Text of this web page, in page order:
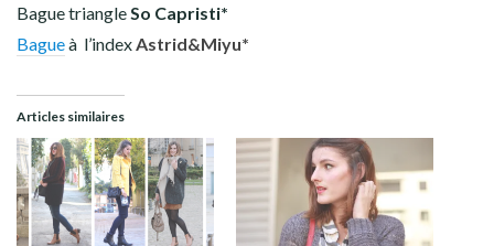
Bague triangleSo Capristi*
Bagueà l’indexAstrid&Miyu*
Articles similaires